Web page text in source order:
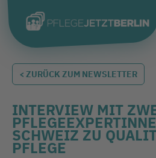
< ZURÜCK ZUM NEWSLETTER
INTERVIEW MIT
SCHWEIZ ZU
PFLEGE